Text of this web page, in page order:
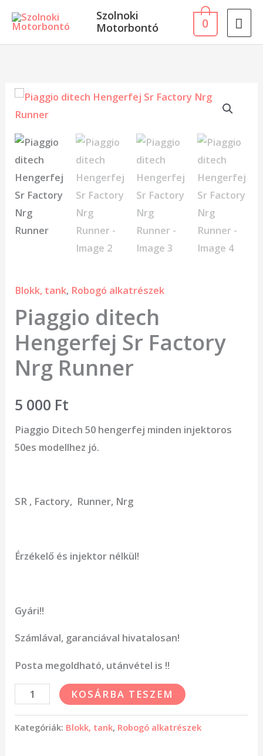
content
Szolnoki
Motorbontó
0
Blokk, tank, Robogó alkatrészek
Piaggio ditech
Hengerfej Sr Factory
Nrg Runner
5 000 Ft
Piaggio Ditech 50 hengerfej minden injektoros
50es modellhez jó.
SR , Factory, Runner, Nrg
Érzékelő és injektor nélkül!
Gyári!!
Számlával, garanciával hivatalosan!
Posta megoldható, utánvétel is !!
Piaggio
ditech
Hengerfej
Factory
Nrg
Runner
mennyiség
KOSÁRBA TESZEM
Kategóriák: Blokk, tank, Robogó alkatrészek